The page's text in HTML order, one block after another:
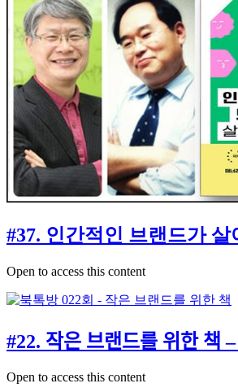
#37. 인간적인 브랜드가 살
Open to access this content
#22. 작은 브랜드를
Open to access this content